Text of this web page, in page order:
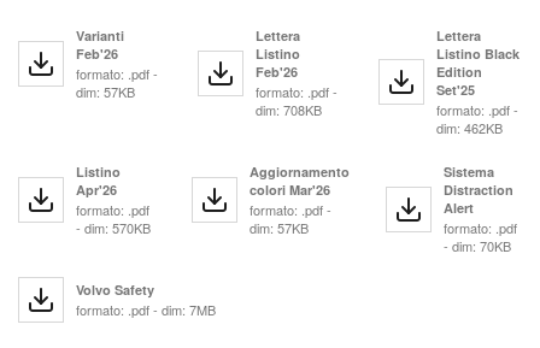
Varianti
Feb'26
formato: .pdf -
dim: 57KB
Lettera
Listino
Feb'26
formato: .pdf -
dim: 708KB
Lettera
Listino Black
Edition
Set'25
formato: .pdf -
dim: 462KB
Listino
Apr'26
formato: .pdf
- dim: 570KB
Aggiornamento
colori Mar'26
formato: .pdf -
dim: 57KB
Sistema
Distraction
Alert
formato: .pdf
- dim: 70KB
Volvo Safety
formato: .pdf - dim: 7MB